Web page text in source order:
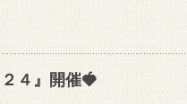
４』開催🍓